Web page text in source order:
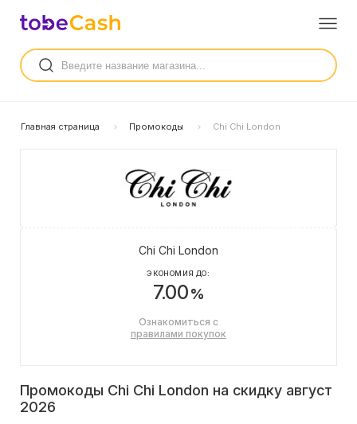
Главная страница Промокоды Chi Chi London
Chi Chi London
ЭКОНОМИЯ ДО:
7.00%
Ознакомиться с
правилами покупок
Промокоды Chi Chi London на скидку август
2026